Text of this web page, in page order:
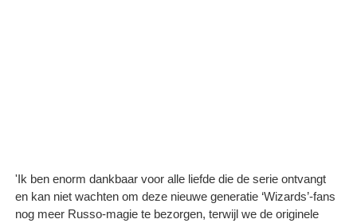
'Ik ben enorm dankbaar voor alle liefde die de serie ontvangt
en kan niet wachten om deze nieuwe generatie ‘Wizards’-fans
nog meer Russo-magie te bezorgen, terwijl we de originele